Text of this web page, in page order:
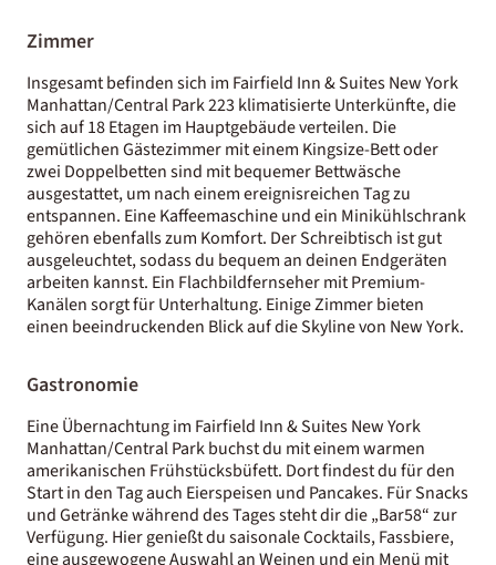
Zimmer
Insgesamt befinden sich im Fairfield Inn & Suites New York
Manhattan/Central Park 223 klimatisierte Unterkünfte, die
sich auf 18 Etagen im Hauptgebäude verteilen. Die
gemütlichen Gästezimmer mit einem Kingsize-Bett oder
zwei Doppelbetten sind mit bequemer Bettwäsche
ausgestattet, um nach einem ereignisreichen Tag zu
entspannen. Eine Kaffeemaschine und ein Minikühlschrank
gehören ebenfalls zum Komfort. Der Schreibtisch ist gut
ausgeleuchtet, sodass du bequem an deinen Endgeräten
arbeiten kannst. Ein Flachbildfernseher mit Premium-
Kanälen sorgt für Unterhaltung. Einige Zimmer bieten
einen beeindruckenden Blick auf die Skyline von New York.
Gastronomie
Eine Übernachtung im Fairfield Inn & Suites New York
Manhattan/Central Park buchst du mit einem warmen
amerikanischen Frühstücksbüfett. Dort findest du für den
Start in den Tag auch Eierspeisen und Pancakes. Für Snacks
und Getränke während des Tages steht dir die „Bar58“ zur
Verfügung. Hier genießt du saisonale Cocktails, Fassbiere,
eine ausgewogene Auswahl an Weinen und ein Menü mit